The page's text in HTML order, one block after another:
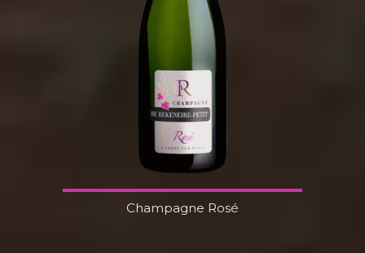
Champagne Rosé